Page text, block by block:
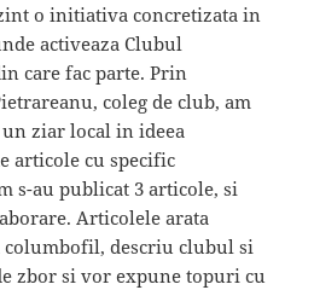
o initiativa concretizata in
activeaza Clubul
care fac parte. Prin
coleg de club, am
ziar local in ideea
articole cu specific
s-au publicat 3 articole, si
Articolele arata
descriu clubul si
zbor si vor expune topuri cu